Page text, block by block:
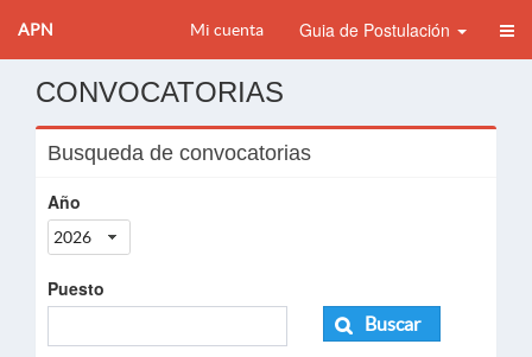
APN Mi cuenta Guia de Postulación
CONVOCATORIAS
Busqueda de convocatorias
Año
2026
Puesto
Buscar